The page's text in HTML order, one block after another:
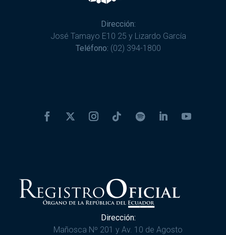
Dirección:
José Tamayo E10 25 y Lizardo García
Teléfono: (02) 394-1800
Dirección:
Mañosca Nº 201 y Av. 10 de Agosto